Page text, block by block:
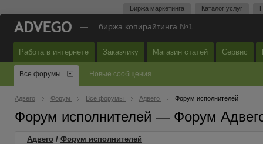
Биржа маркетинга Каталог услуг
— биржа копирайтинга №1
Работа в интернете Заказчику Магазин статей Сервис
Все форумы Новые сообщения
Адвего Форум Все форумы Адвего Форум исполнителей
Форум исполнителей — Форум
Адвего / Форум исполнителей